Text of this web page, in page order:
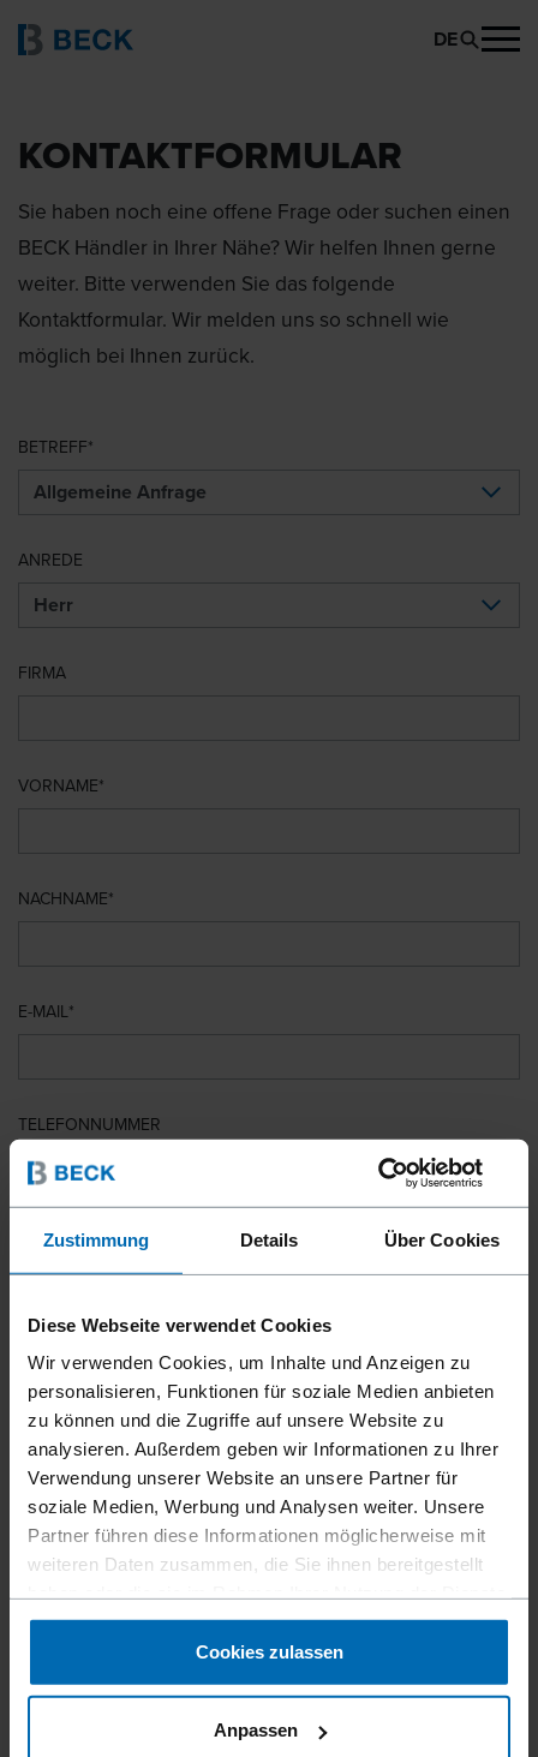
Zustimmung Details Über Cookies
Diese Webseite verwendet Cookies
Wir verwenden Cookies, um Inhalte und Anzeigen zu
personalisieren, Funktionen für soziale Medien anbieten
zu können und die Zugriffe auf unsere Website zu
analysieren. Außerdem geben wir Informationen zu Ihrer
Verwendung unserer Website an unsere Partner für
soziale Medien, Werbung und Analysen weiter. Unsere
Partner führen diese Informationen möglicherweise mit
weiteren Daten zusammen, die Sie ihnen bereitgestellt
gesammelt haben.
Cookies zulassen
Anpassen
DE
KONTAKTFORMULAR
Sie haben noch eine offene Frage oder suchen einen
BECK Händler in Ihrer Nähe? Wir helfen Ihnen gerne
weiter. Bitte verwenden Sie das folgende
Kontaktformular. Wir melden uns so schnell wie
möglich bei Ihnen zurück.
BETREFF
ANREDE
FIRMA
VORNAME
NACHNAME
E-MAIL
TELEFONNUMMER
LAND
PLZ
IHRE NACHRICHT
Datenschutzbestimmungen